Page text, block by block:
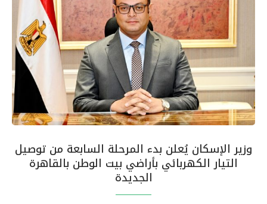
وزير الإسكان يُعلن بدء المرحلة السابعة من توصيل
التيار الكهربائي بأراضي بيت الوطن بالقاهرة
الجديدة